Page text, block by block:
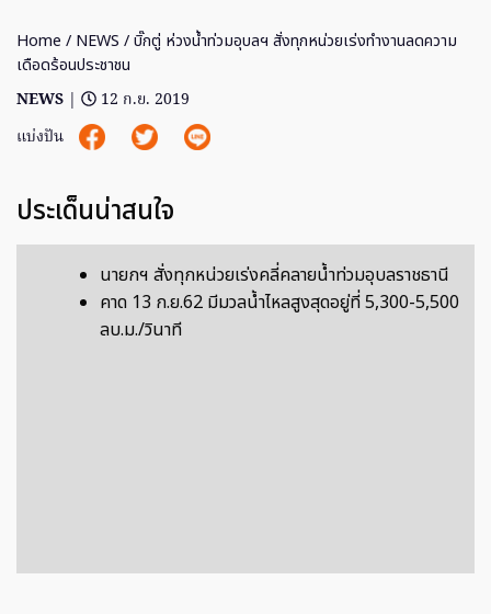
Home / NEWS / บิ๊กตู่ ห่วงน้ำท่วมอุบลฯ สั่งทุกหน่วยเร่งทำงานลดความ
เดือดร้อนประชาชน
NEWS |
12 ก.ย. 2019
แบ่งปัน
ประเด็นน่าสนใจ
นายกฯ สั่งทุกหน่วยเร่งคลี่คลายน้ำท่วมอุบลราชธานี
คาด 13 ก.ย.62 มีมวลน้ำไหลสูงสุดอยู่ที่ 5,300-5,500
ลบ.ม./วินาที